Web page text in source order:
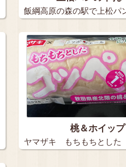
飯綱高原の森の駅で上松パ
桃＆ホイップ
ヤマザキ もちもちとし